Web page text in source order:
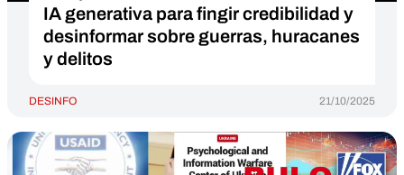
IA generativa para fingir credibilidad y
desinformar sobre guerras, huracanes
y delitos
DESINFO 21/10/2025